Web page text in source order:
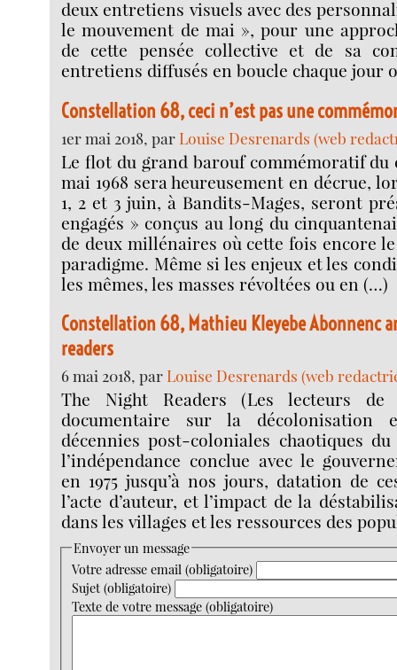
deux entretiens visuels avec des
le mouvement de mai », pour une
de cette pensée collective et de sa
entretiens diffusés en boucle chaque jour
Constellation 68, ceci n’est pas une
1er mai 2018, parLouise Desrenards (web
Le flot du grand barouf commémoratif du
mai 1968 sera heureusement en décrue,
1, 2 et 3 juin, à Bandits-Mages, seront
engagés » conçus au long du
de deux millénaires où cette fois encore
paradigme. Même si les enjeux et les
les mêmes, les masses révoltées ou en (…)
Constellation 68, Mathieu Kleyebe Abonnenc
readers
6 mai 2018, parLouise Desrenards (web
The Night Readers (Les lecteurs
documentaire sur la décolonisation
décennies post-coloniales chaotiques
l’indépendance conclue avec le
en 1975 jusqu’à nos jours, datation de
l’acte d’auteur, et l’impact de la
dans les villages et les ressources des
Envoyer un message
Votre adresse email (obligatoire)
Sujet (obligatoire)
Texte de votre message (obligatoire)